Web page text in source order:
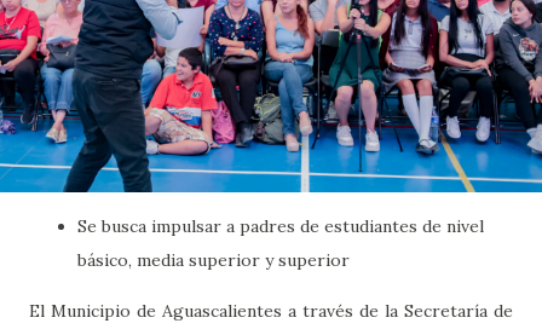
Se busca impulsar a padres de estudiantes de nivel
básico, media superior y superior
El Municipio de Aguascalientes a través de la Secretaría de